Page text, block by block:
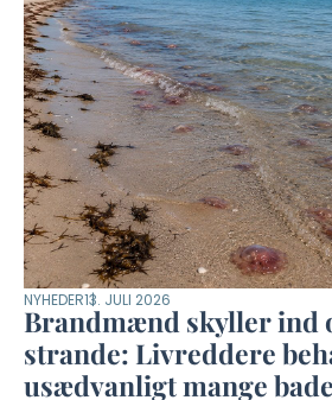
NYHEDER13. JULI 2026
Brandmænd skyller ind
strande: Livreddere
usædvanligt mange